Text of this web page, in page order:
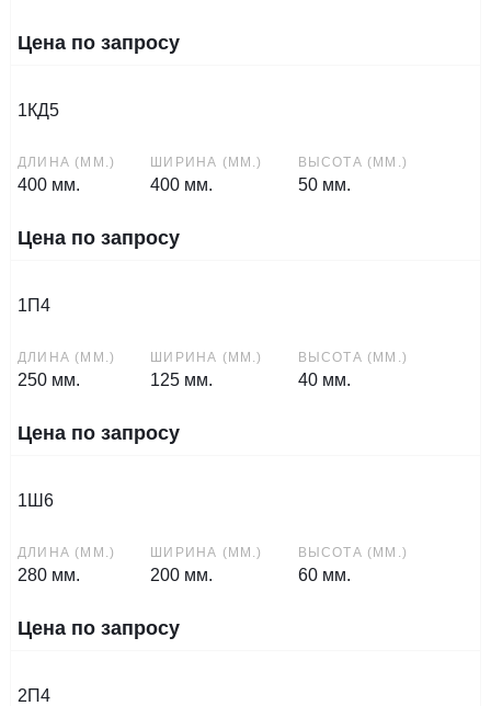
Цена по запросу
1КД5
ДЛИНА (ММ.)
400 мм.
ШИРИНА (ММ.)
400 мм.
ВЫСОТА (ММ.)
50 мм.
Цена по запросу
1П4
ДЛИНА (ММ.)
250 мм.
ШИРИНА (ММ.)
125 мм.
ВЫСОТА (ММ.)
40 мм.
Цена по запросу
1Ш6
ДЛИНА (ММ.)
280 мм.
ШИРИНА (ММ.)
200 мм.
ВЫСОТА (ММ.)
60 мм.
Цена по запросу
2П4